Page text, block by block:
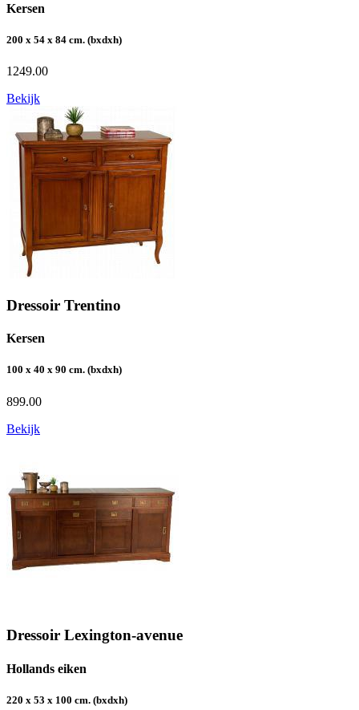
Kersen
200 x 54 x 84 cm. (bxdxh)
1249.00
Bekijk
Dressoir Trentino
Kersen
100 x 40 x 90 cm. (bxdxh)
899.00
Bekijk
Dressoir Lexington-avenue
Hollands eiken
220 x 53 x 100 cm. (bxdxh)